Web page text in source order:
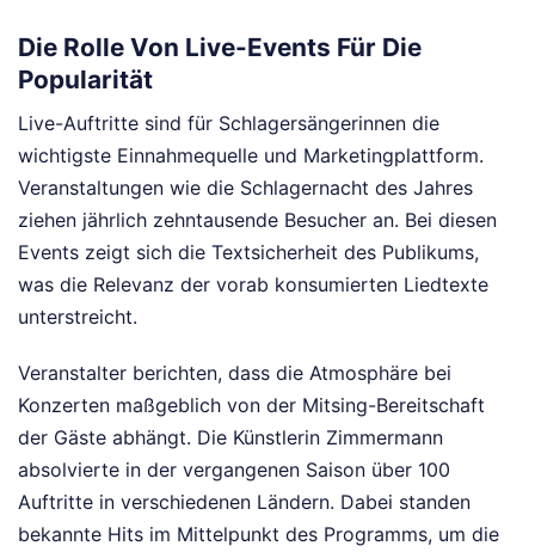
Die Rolle Von Live-Events Für Die
Popularität
Live-Auftritte sind für Schlagersängerinnen die
wichtigste Einnahmequelle und Marketingplattform.
Veranstaltungen wie die Schlagernacht des Jahres
ziehen jährlich zehntausende Besucher an. Bei diesen
Events zeigt sich die Textsicherheit des Publikums,
was die Relevanz der vorab konsumierten Liedtexte
unterstreicht.
Veranstalter berichten, dass die Atmosphäre bei
Konzerten maßgeblich von der Mitsing-Bereitschaft
der Gäste abhängt. Die Künstlerin Zimmermann
absolvierte in der vergangenen Saison über 100
Auftritte in verschiedenen Ländern. Dabei standen
bekannte Hits im Mittelpunkt des Programms, um die